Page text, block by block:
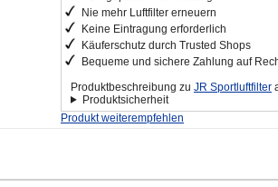
Nie mehr Luftfilter erneuern
Keine Eintragung erforderlich
Käuferschutz durch Trusted Shops
Bequeme und sichere Zahlung auf
Produktbeschreibung zu JR Sportluftfilter
Produktsicherheit
Produkt weiterempfehlen